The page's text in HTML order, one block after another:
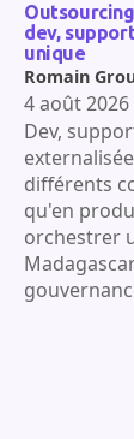
dev,
unique
Dev,
différents
qu'en
orchestrer
Romain
4 août 2026